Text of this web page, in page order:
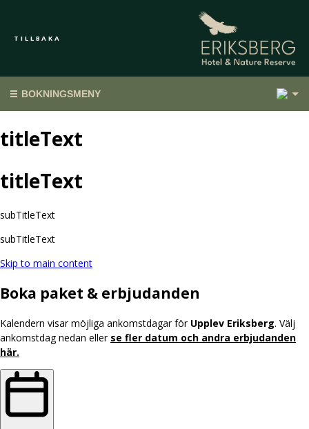
TILLBAKA
BOKNINGSMENY
titleText
titleText
subTitleText
subTitleText
Skip to main content
Boka paket & erbjudanden
Kalendern visar möjliga ankomstdagar för Upplev Eriksberg. Välj
ankomstdag nedan eller se fler datum och andra erbjudanden
här.